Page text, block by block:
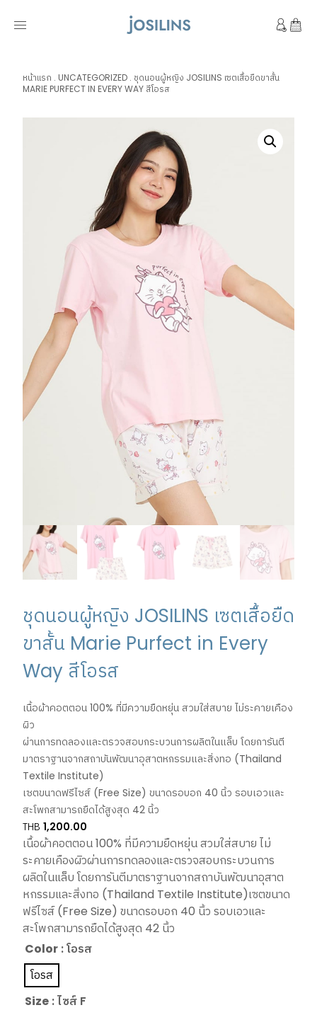
หน้าแรก . UNCATEGORIZED . ชุดนอนผู้หญิง JOSILINS เซตเสื้อยืดขาสั้น
MARIE PURFECT IN EVERY WAY สีโอรส
ชุดนอนผู้หญิง JOSILINS เซตเสื้อยืด
ขาสั้น Marie Purfect in Every
Way สีโอรส
เนื้อผ้าคอตตอน 100% ที่มีความยืดหยุ่น สวมใส่สบาย ไม่ระคายเคือง
ผิว
ผ่านการทดลองและตรวจสอบกระบวนการผลิตในแล็บ โดยการันตี
มาตราฐานจากสถาบันพัฒนาอุสาตหกรรมและสิ่งทอ (Thailand
Textile Institute)
เซตขนาดฟรีไซส์ (Free Size) ขนาดรอบอก 40 นิ้ว รอบเอวและ
สะโพกสามารถยืดได้สูงสุด 42 นิ้ว
THB 1,200.00
เนื้อผ้าคอตตอน 100% ที่มีความยืดหยุ่น สวมใส่สบาย ไม่
ระคายเคืองผิวผ่านการทดลองและตรวจสอบกระบวนการ
ผลิตในแล็บ โดยการันตีมาตราฐานจากสถาบันพัฒนาอุสาต
หกรรมและสิ่งทอ (Thailand Textile Institute)เซตขนาด
ฟรีไซส์ (Free Size) ขนาดรอบอก 40 นิ้ว รอบเอวและ
สะโพกสามารถยืดได้สูงสุด 42 นิ้ว
Color : โอรส
โอรส
Size : ไซส์ F